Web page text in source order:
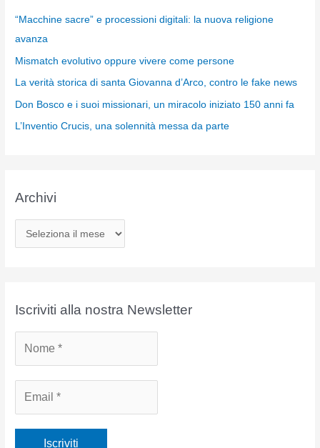
“Macchine sacre” e processioni digitali: la nuova religione
avanza
Mismatch evolutivo oppure vivere come persone
La verità storica di santa Giovanna d’Arco, contro le fake news
Don Bosco e i suoi missionari, un miracolo iniziato 150 anni fa
L’Inventio Crucis, una solennità messa da parte
Archivi
r
iIscriviti alla nostra Newsletter